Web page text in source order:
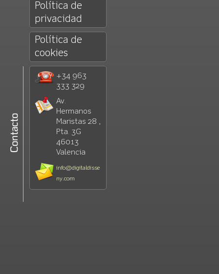
Política de
privacidad
Política de
cookies
+34 963
333 329
Av.
Hermanos
Maristas 28 ,
Pta. 3G
46013
Valencia
info@digitaldisse
ny.com